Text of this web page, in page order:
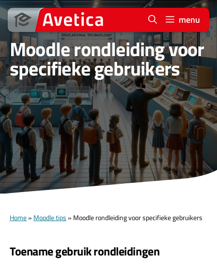
Ga
naar
de
inhoud
menu
Moodle rondleiding voor
specifieke gebruikers
Home» Moodle tips » Moodle rondleiding voor specifieke gebruikers
Toename gebruik rondleidingen